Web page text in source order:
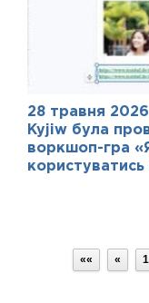
28 травня
Kyjiw була
воркшоп-гра
«« « 1